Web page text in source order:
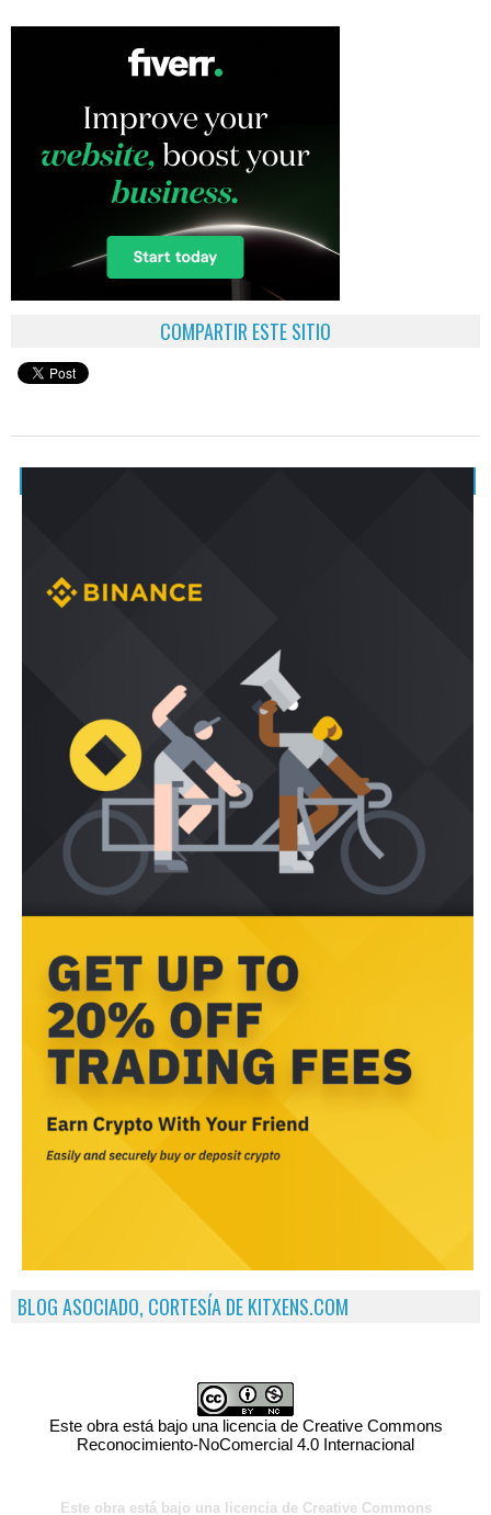
COMPARTIR ESTE SITIO
BLOG ASOCIADO, CORTESÍA DE KITXENS.COM
Este obra está bajo una licencia de Creative Commons
Reconocimiento-NoComercial 4.0 Internacional
Este obra está bajo una licencia de Creative Commons